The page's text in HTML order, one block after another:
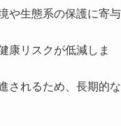
や生態系の保護に寄与
康リスクが低減しま
されるため、長期的な